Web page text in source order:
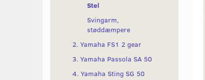
Stel
Svingarm,
støddæmpere
2. Yamaha FS1 2 gear
3. Yamaha Passola SA 50
4. Yamaha Sting SG 50